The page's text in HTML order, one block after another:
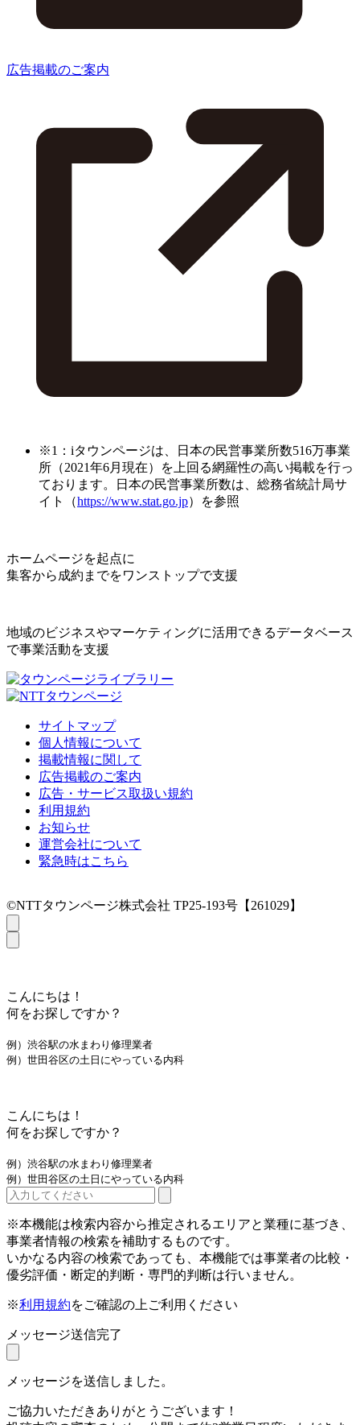
広告掲載のご案内
※1：iタウンページは、日本の民営事業所数516万事業
所（2021年6月現在）を上回る網羅性の高い掲載を行っ
ております。日本の民営事業所数は、総務省統計局サ
イト（https://www.stat.go.jp）を参照
ホームページを起点に
集客から成約までをワンストップで支援
地域のビジネスやマーケティングに活用できるデータベース
で事業活動を支援
サイトマップ
個人情報について
掲載情報に関して
広告掲載のご案内
広告・サービス取扱い規約
利用規約
お知らせ
運営会社について
緊急時はこちら
©NTTタウンページ株式会社 TP25-193号【261029】
こんにちは！
何をお探しですか？
例）渋谷駅の水まわり修理業者
例）世田谷区の土日にやっている内科
こんにちは！
何をお探しですか？
例）渋谷駅の水まわり修理業者
例）世田谷区の土日にやっている内科
※本機能は検索内容から推定されるエリアと業種に基づき、
事業者情報の検索を補助するものです。
いかなる内容の検索であっても、本機能では事業者の比較・
優劣評価・断定的判断・専門的判断は行いません。
※利用規約をご確認の上ご利用ください
メッセージ送信完了
メッセージを送信しました。
ご協力いただきありがとうございます！